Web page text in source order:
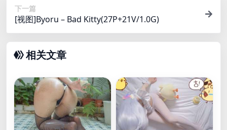
下一篇
[视图]Byoru – Bad Kitty(27P+21V/1.0G)
相关文章